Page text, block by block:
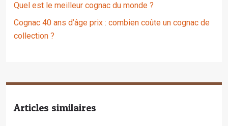
Quel est le meilleur cognac du monde ?
Cognac 40 ans d’âge prix : combien coûte un cognac de
collection ?
Articles similaires